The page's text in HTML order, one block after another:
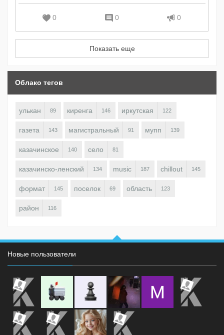
0 0 0
Показать еще
Облако тегов
улькан 89 киренга 146 иркутская 122
газета 143 магистральный 91 мупп 139
казачинское 140 село 81
казачинско-ленский 134 music 187 chillout 145
формат 145 поселок 69 область 123
район 116
Новые пользователи